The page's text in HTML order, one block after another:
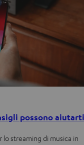
possono aiutarti
streaming di musica in